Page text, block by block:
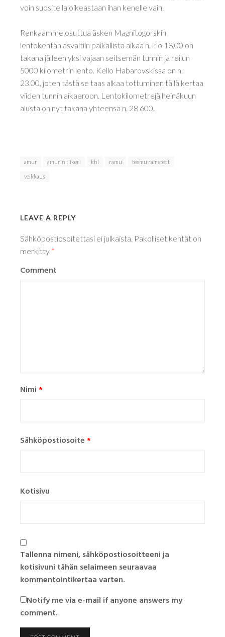
voin suositella oikeastaan ihan kenelle vain.
Renkaamme osuttua äsken Magnitogorskin
lentokentän asvaltiin paikallista aikaa n. klo 18.00 on
takana jälleen yksi vajaan seitsemän tunnin ja reilun
5000 kilometrin lento. Kello Habarovskissa on n.
23.00, joten tästä se taas alkaa tottuminen tällä kertaa
viiden tunnin aikaeroon. Lentokilometrejä heinäkuun
alusta on nyt takana yhteensä n. 28 600.
amur amurin tiikeri khl ramu teemu ramstedt
veikkaus
LEAVE A REPLY
Sähköpostiosoitettasi ei julkaista. Pakolliset kentät on
merkitty *
Comment
Nimi*
Sähköpostiosoite*
Kotisivu
Tallenna nimeni, sähköpostiosoitteeni ja
kotisivuni tähän selaimeen seuraavaa
kommentointikertaa varten.
Notify me via e-mail if anyone answers my
comment.